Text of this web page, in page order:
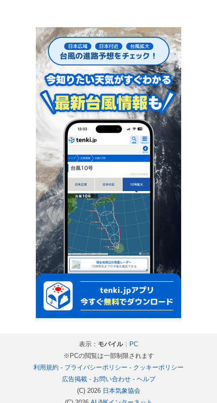
表示： モバイル｜
PC
※PCの閲覧は一部制限されます
利用規約 - プライバシーポリシー - クッキーポリシー
広告掲載- お問い合わせ- ヘルプ
(C) 2026 日本気象協会